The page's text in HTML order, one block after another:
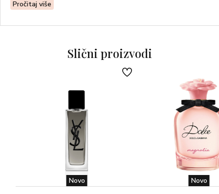
Pročitaj više
Slični proizvodi
Novo Novo